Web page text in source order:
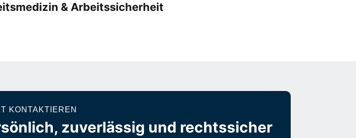
& Arbeitssicherheit
KONTAKTIEREN
zuverlässig und rechtssicher